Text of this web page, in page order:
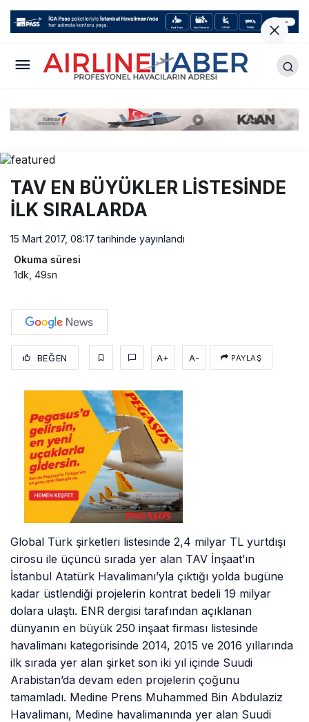
TAV EN BÜYÜKLER LİSTESİNDE
İLK SIRALARDA
15 Mart 2017, 08:17 tarihinde yayınlandı
Okuma süresi
1dk, 49sn
BEĞEN A+ A- PAYLAŞ
Global Türk şirketleri listesinde 2,4 milyar TL yurtdışı
cirosu ile üçüncü sırada yer alan TAV İnşaat’ın
İstanbul Atatürk Havalimanı’yla çıktığı yolda bugüne
kadar üstlendiği projelerin kontrat bedeli 19 milyar
dolara ulaştı. ENR dergisi tarafından açıklanan
dünyanın en büyük 250 inşaat firması listesinde
havalimanı kategorisinde 2014, 2015 ve 2016 yıllarında
ilk sırada yer alan şirket son iki yıl içinde Suudi
Arabistan’da devam eden projelerin çoğunu
tamamladı. Medine Prens Muhammed Bin Abdulaziz
Havalimanı, Medine havalimanında yer alan Suudi